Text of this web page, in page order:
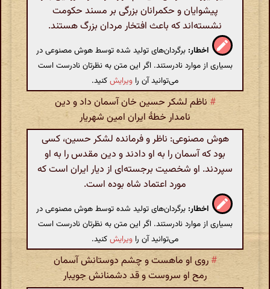
پیشوایان و حکمرانان بزرگی بر مسند حکومت
نشسته‌اند که باعث افتخار مردان بزرگ هستند.
اخطار: برگردان‌های تولید شده توسط هوش مصنوعی در
بسیاری از موارد نادرستند. اگر این متن به نظرتان نادرست است
می‌توانید آن را ویرایشکنید.
# ناظم لشکر حسین خان آسمان داد و دین
نامدار خطهٔ ایران امین شهریار
هوش مصنوعی: ناظر و فرمانده لشکر حسین، کسی
بود که آسمان را به او دادند و دین مقدس را به او
سپردند. او شخصیت برجسته‌ای از دیار ایران است که
مورد اعتماد شاه بوده است.
اخطار: برگردان‌های تولید شده توسط هوش مصنوعی در
بسیاری از موارد نادرستند. اگر این متن به نظرتان نادرست است
می‌توانید آن را ویرایشکنید.
#روی او ماهست و چشم دوستانش آسمان
رمح او سروست و قد دشمنانش جویبار